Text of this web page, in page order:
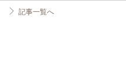
記事一覧へ